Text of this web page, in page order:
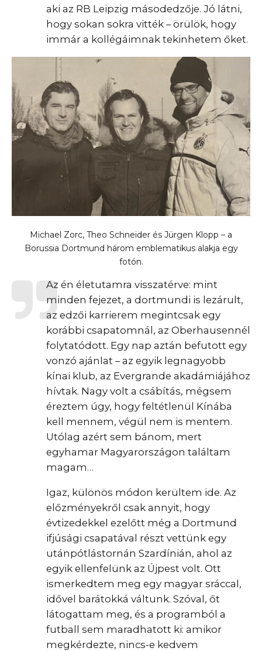
aki az RB Leipzig másodedzője. Jó látni,
hogy sokan sokra vitték – örülök, hogy
immár a kollégáimnak tekinhetem őket.
Michael Zorc, Theo Schneider és Jürgen Klopp – a
Borussia Dortmund három emblematikus alakja egy
fotón.
Az én életutamra visszatérve: mint
minden fejezet, a dortmundi is lezárult,
az edzői karrierem megintcsak egy
korábbi csapatomnál, az Oberhausennél
folytatódott. Egy nap aztán befutott egy
vonzó ajánlat – az egyik legnagyobb
kínai klub, az Evergrande akadámiájához
hívtak. Nagy volt a csábítás, mégsem
éreztem úgy, hogy feltétlenül Kínába
kell mennem, végül nem is mentem.
Utólag azért sem bánom, mert
egyhamar Magyarországon találtam
magam…
Igaz, különös módon kerültem ide. Az
előzményekről csak annyit, hogy
évtizedekkel ezelőtt még a Dortmund
ifjúsági csapatával részt vettünk egy
utánpótlástornán Szardínián, ahol az
egyik ellenfelünk az Újpest volt. Ott
ismerkedtem meg egy magyar sráccal,
idővel barátokká váltunk. Szóval, őt
látogattam meg, és a programból a
futball sem maradhatott ki: amikor
megkérdezte, nincs-e kedvem